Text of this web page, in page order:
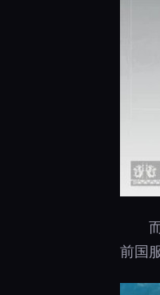
前国